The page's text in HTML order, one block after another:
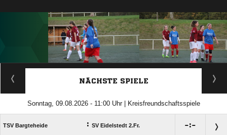
ANZEIGE
NÄCHSTE SPIELE
Sonntag, 09.08.2026 - 11:00 Uhr | Kreisfreundschaftsspiele
TSV Bargteheide : SV Eidelstedt 2.Fr. :